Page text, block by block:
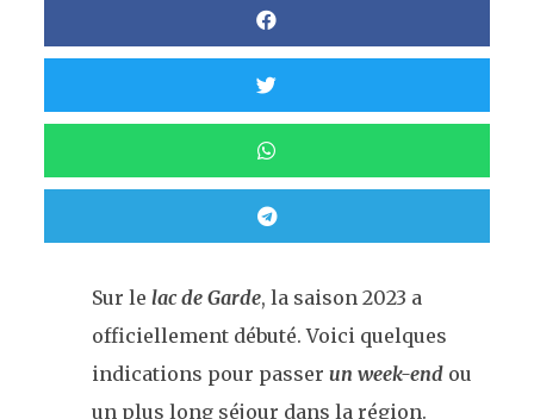
Sur le lac de Garde, la saison 2023 a
officiellement débuté. Voici quelques
indications pour passer un week-endou
un plus long séjour dans la région.